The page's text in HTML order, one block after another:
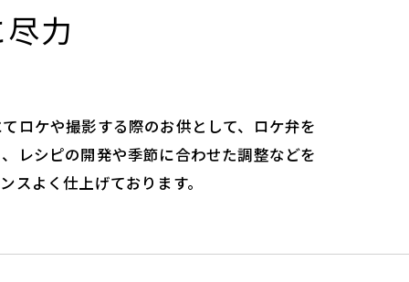
力
ロケや撮影する際のお供として、ロケ弁を
レシピの開発や季節に合わせた調整などを
よく仕上げております。